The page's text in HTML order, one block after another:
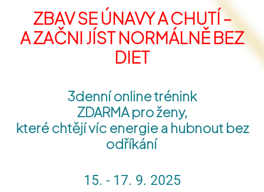
ZBAV SE ÚNAVY A CHUTÍ –
A ZAČNI JÍST NORMÁLNĚ BEZ
DIET
3denní online trénink
ZDARMA pro ženy,
které chtějí víc energie a hubnout bez
odříkání
15. - 17. 9. 2025